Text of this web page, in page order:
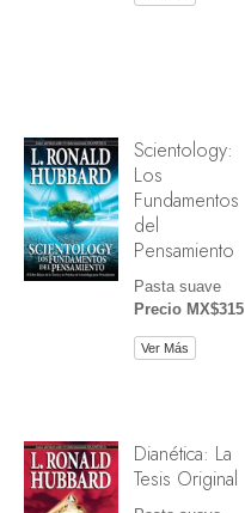
Scientology:
Los
Fundamentos
del
Pensamiento
Pasta suave
Precio MX$315
Ver Más
Dianética: La
Tesis Original